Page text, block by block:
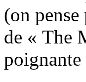
(on
de « The